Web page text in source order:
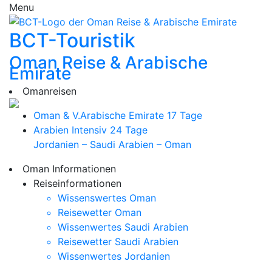
Menu
BCT-Touristik
Oman Reise & Arabische
Emirate
Omanreisen
Oman & V.Arabische Emirate 17 Tage
Arabien Intensiv 24 Tage
Jordanien – Saudi Arabien – Oman
Oman Informationen
Reiseinformationen
Wissenswertes Oman
Reisewetter Oman
Wissenwertes Saudi Arabien
Reisewetter Saudi Arabien
Wissenwertes Jordanien